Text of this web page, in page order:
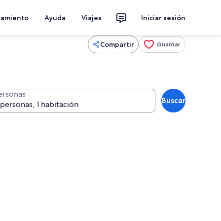
Ayuda Viajes Iniciar sesión
Compartir Guardar
Buscar